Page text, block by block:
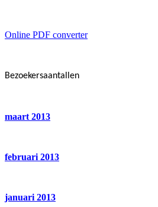
Online PDF converter
Bezoekersaantallen
maart 2013
februari 2013
januari 2013